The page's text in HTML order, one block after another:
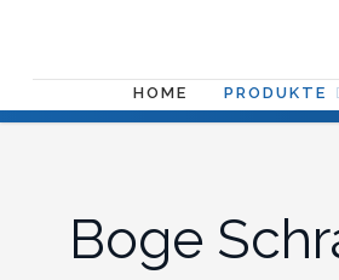
HOME PRODUKTE
Boge